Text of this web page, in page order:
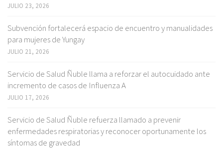
JULIO 23, 2026
Subvención fortalecerá espacio de encuentro y manualidades
para mujeres de Yungay
JULIO 21, 2026
Servicio de Salud Ñuble llama a reforzar el autocuidado ante
incremento de casos de Influenza A
JULIO 17, 2026
Servicio de Salud Ñuble refuerza llamado a prevenir
enfermedades respiratorias y reconocer oportunamente los
síntomas de gravedad